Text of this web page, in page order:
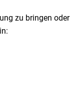
zu bringen oder